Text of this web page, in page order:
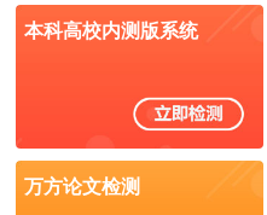
本科高校内测版系统
万方论文检测